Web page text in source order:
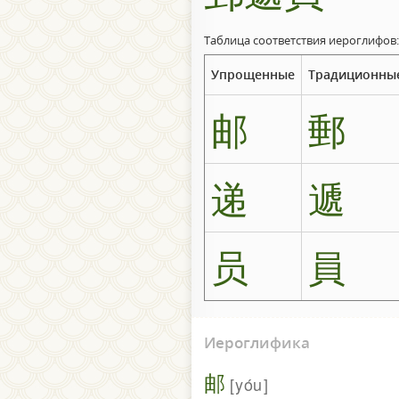
Таблица соответствия иероглифов:
Упрощенные
邮
郵
递
遞
员
員
Иероглифика
邮 yóu